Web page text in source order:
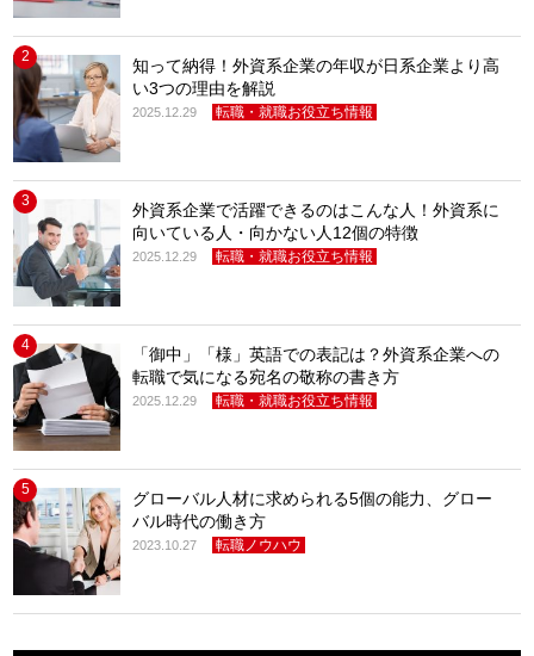
2
知って納得！外資系企業の年収が日系企業より高
い3つの理由を解説
2025.12.29 転職・就職お役立ち情報
3
外資系企業で活躍できるのはこんな人！外資系に
向いている人・向かない人12個の特徴
2025.12.29 転職・就職お役立ち情報
4
「御中」「様」英語での表記は？外資系企業への
転職で気になる宛名の敬称の書き方
2025.12.29 転職・就職お役立ち情報
5
グローバル人材に求められる5個の能力、グロー
バル時代の働き方
2023.10.27 転職ノウハウ